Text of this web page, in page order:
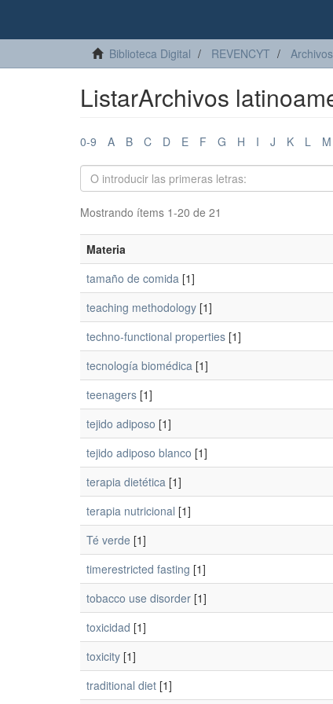
Biblioteca Digital REVENCYT
ListarArchivos
0-9 A B C D E F G H I J K L M
Mostrando ítems 1-20 de 21
Materia
tamaño de comida [1]
teaching methodology [1]
techno-functional properties [1]
tecnología biomédica [1]
teenagers [1]
tejido adiposo [1]
tejido adiposo blanco [1]
terapia dietética [1]
terapia nutricional [1]
Té verde [1]
timerestricted fasting [1]
tobacco use disorder [1]
toxicidad [1]
toxicity [1]
traditional diet [1]